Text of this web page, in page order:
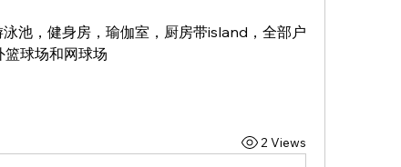
池，健身房，瑜伽室，厨房带island，全部户
球场和网球场
2 Views